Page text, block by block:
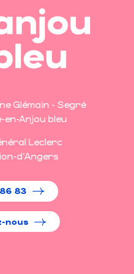
Glémain - Segré
Anjou bleu
Leclerc
d'Angers
83
nous